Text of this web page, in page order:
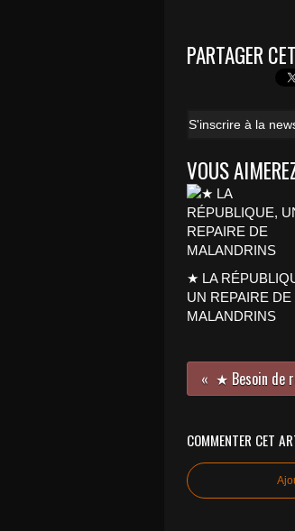
PARTAGER
S'inscrire à la
VOUS
★ LA
UN REPAIRE DE
MALANDRINS
COMMENTER CET